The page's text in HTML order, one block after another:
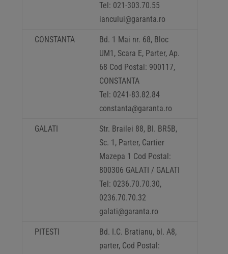
Tel: 021-303.70.55
iancului@garanta.ro
CONSTANTA
Bd. 1 Mai nr. 68, Bloc
UM1, Scara E, Parter, Ap.
68 Cod Postal: 900117,
CONSTANTA
Tel: 0241-83.82.84
constanta@garanta.ro
GALATI
Str. Brailei 88, Bl. BR5B,
Sc. 1, Parter, Cartier
Mazepa 1 Cod Postal:
800306 GALATI / GALATI
Tel: 0236.70.70.30,
0236.70.70.32
galati@garanta.ro
PITESTI
Bd. I.C. Bratianu, bl. A8,
parter, Cod Postal: